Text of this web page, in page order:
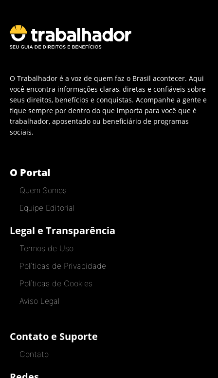
O Trabalhador é a voz de quem faz o Brasil acontecer. Aqui
você encontra informações claras, diretas e confiáveis sobre
seus direitos, benefícios e conquistas. Acompanhe a gente e
fique sempre por dentro do que importa para você que é
trabalhador, aposentado ou beneficiário de programas
sociais.
O Portal
Quem Somos
Equipe Editorial
Legal e Transparência
Termos de Uso
Políticas de Privacidade
Políticas de Cookies
Aviso Legal
Contato e Suporte
Contato